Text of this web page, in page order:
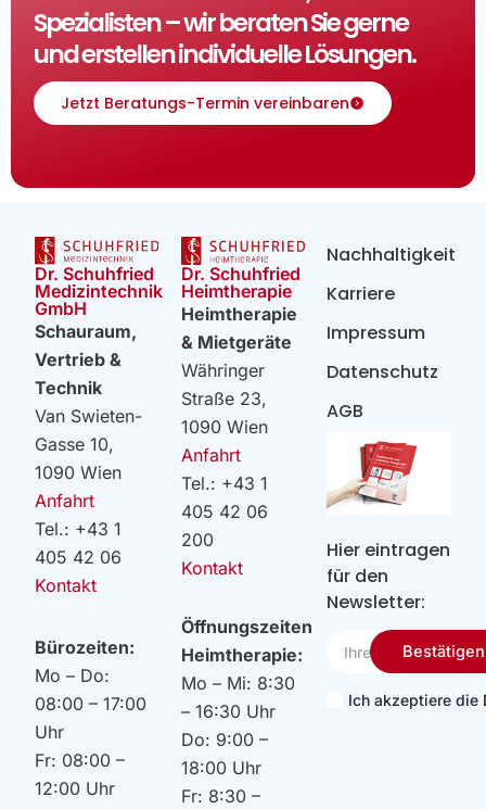
Spezialisten – wir beraten Sie gerne
und erstellen individuelle Lösungen.
Jetzt Beratungs-Termin vereinbaren
Dr. Schuhfried
Medizintechnik
GmbH
Schauraum,
Vertrieb &
Technik
Van Swieten-
Gasse 10,
1090 Wien
Anfahrt
Tel.: +43 1
405 42 06
Kontakt
Bürozeiten:
Mo – Do:
08:00 – 17:00
Uhr
Fr: 08:00 –
12:00 Uhr
Dr. Schuhfried
Heimtherapie
Heimtherapie
& Mietgeräte
Währinger
Straße 23,
1090 Wien
Anfahrt
Tel.: +43 1
405 42 06
200
Kontakt
Öffnungszeiten
Heimtherapie:
Mo – Mi: 8:30
– 16:30 Uhr
Do: 9:00 –
18:00 Uhr
Fr: 8:30 –
Hier eintragen
für den
Newsletter:
Email
Ich akzeptiere die
Bestätigen
Nachhaltigkeit
Karriere
Impressum
Datenschutz
AGB